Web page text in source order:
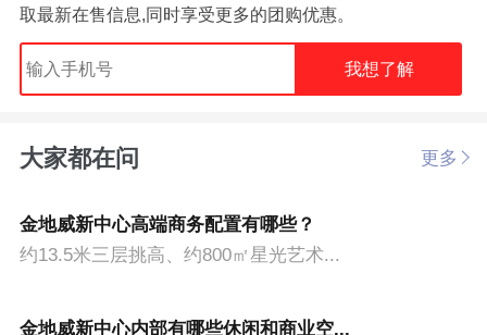
取最新在售信息,同时享受更多的团购优惠。
我想了解
大家都在问 更多
金地威新中心高端商务配置有哪些？
约13.5米三层挑高、约800㎡星光艺术...
金地威新中心内部有哪些休闲和商业空...